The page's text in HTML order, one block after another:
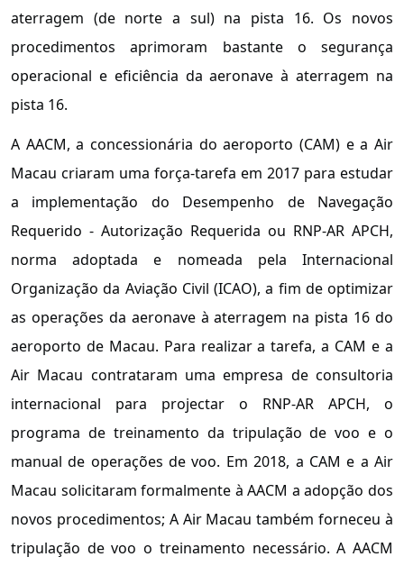
aterragem (de norte a sul) na pista 16. Os novos
procedimentos aprimoram bastante o segurança
operacional e eficiência da aeronave à aterragem na
pista 16.
A AACM, a concessionária do aeroporto (CAM) e a Air
Macau criaram uma força-tarefa em 2017 para estudar
a implementação do Desempenho de Navegação
Requerido - Autorização Requerida ou RNP-AR APCH,
norma adoptada e nomeada pela Internacional
Organização da Aviação Civil (ICAO), a fim de optimizar
as operações da aeronave à aterragem na pista 16 do
aeroporto de Macau. Para realizar a tarefa, a CAM e a
Air Macau contrataram uma empresa de consultoria
internacional para projectar o RNP-AR APCH, o
programa de treinamento da tripulação de voo e o
manual de operações de voo. Em 2018, a CAM e a Air
Macau solicitaram formalmente à AACM a adopção dos
novos procedimentos; A Air Macau também forneceu à
tripulação de voo o treinamento necessário. A AACM